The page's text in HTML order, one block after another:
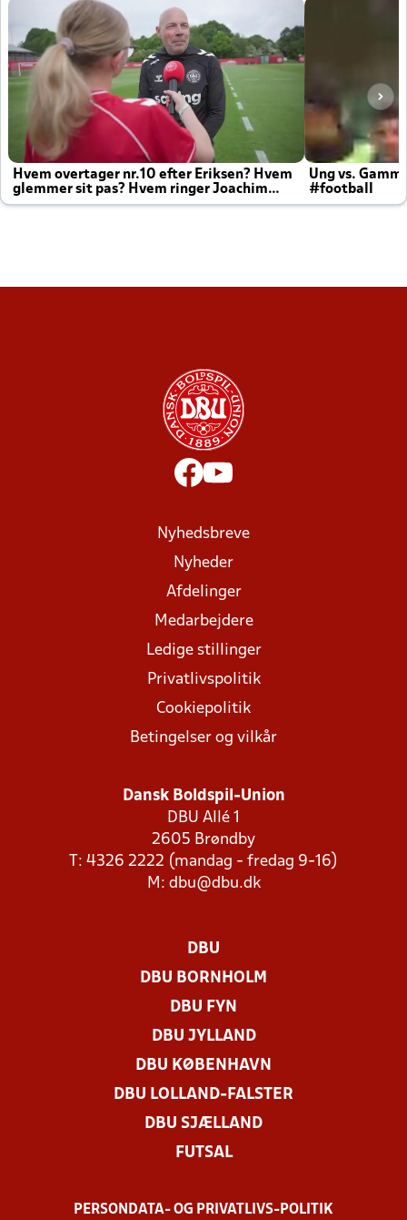
Hvem overtager nr.10 efter Eriksen? Hvem
glemmer sit pas? Hvem ringer Joachim
altid til efter kampe?
Ung vs.
#football
Nyhedsbreve
Nyheder
Afdelinger
Medarbejdere
Ledige stillinger
Privatlivspolitik
Cookiepolitik
Betingelser og vilkår
Dansk Boldspil-Union
DBU Allé 1
2605 Brøndby
T: 4326 2222 (mandag - fredag 9-16)
M: dbu@dbu.dk
DBU
DBU BORNHOLM
DBU FYN
DBU JYLLAND
DBU KØBENHAVN
DBU LOLLAND-FALSTER
DBU SJÆLLAND
FUTSAL
PERSONDATA- OG PRIVATLIVS-POLITIK